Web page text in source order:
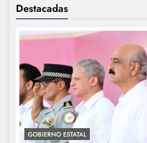
Destacadas
GOBIERNO ESTATAL